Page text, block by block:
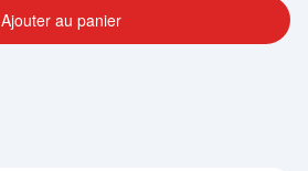
Ajouter au panier